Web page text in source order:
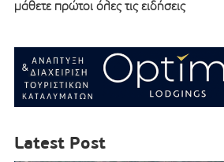
μάθετε πρώτοι όλες τις ειδήσεις
Latest Post